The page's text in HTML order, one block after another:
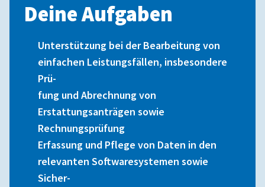
Deine Aufgaben
Unterstützung bei der Bearbeitung von
einfachen Leistungsfällen, insbesondere
Prü-
fung und Abrechnung von
Erstattungsanträgen sowie
Rechnungsprüfung
Erfassung und Pflege von Daten in den
relevanten Softwaresystemen sowie
Sicher-